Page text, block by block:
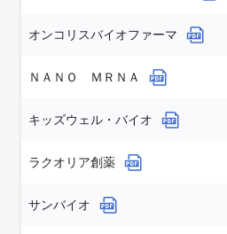
オンコリスバイオファーマ
ＮＡＮＯ ＭＲＮＡ
キッズウェル・バイオ
ラクオリア創薬
サンバイオ